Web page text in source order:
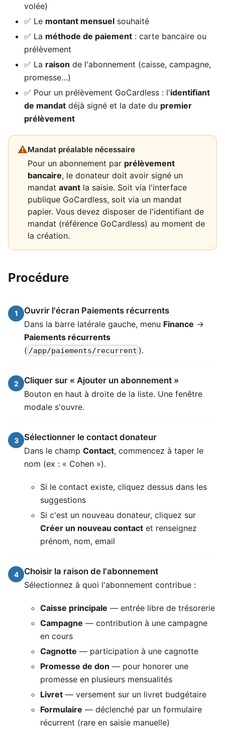
volée)
✅ Le montant mensuel souhaité
✅ La méthode de paiement : carte bancaire ou
prélèvement
✅ La raison de l'abonnement (caisse, campagne,
promesse…)
✅ Pour un prélèvement GoCardless : l'identifiant
de mandat déjà signé et la date du premier
prélèvement
⚠Mandat préalable nécessaire
Pour un abonnement par prélèvement
bancaire, le donateur doit avoir signé un
mandat avant la saisie. Soit via l'interface
publique GoCardless, soit via un mandat
papier. Vous devez disposer de l'identifiant de
mandat (référence GoCardless) au moment de
la création.
Procédure
1
Ouvrir l'écran Paiements récurrents
Dans la barre latérale gauche, menu Finance →
Paiements récurrents
( /app/paiements/recurrent ).
2
Cliquer sur « Ajouter un abonnement »
Bouton en haut à droite de la liste. Une fenêtre
modale s'ouvre.
3
Sélectionner le contact donateur
Dans le champ Contact, commencez à taper le
nom (ex : « Cohen »).
Si le contact existe, cliquez dessus dans les
suggestions
Si c'est un nouveau donateur, cliquez sur
Créer un nouveau contact et renseignez
prénom, nom, email
4
Choisir la raison de l'abonnement
Sélectionnez à quoi l'abonnement contribue :
Caisse principale — entrée libre de trésorerie
Campagne — contribution à une campagne
en cours
Cagnotte — participation à une cagnotte
Promesse de don — pour honorer une
promesse en plusieurs mensualités
Livret — versement sur un livret budgétaire
Formulaire — déclenché par un formulaire
récurrent (rare en saisie manuelle)